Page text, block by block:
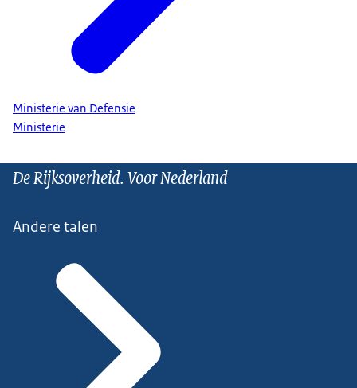
Ministerie van Defensie
Ministerie
De Rijksoverheid. Voor Nederland
Andere talen